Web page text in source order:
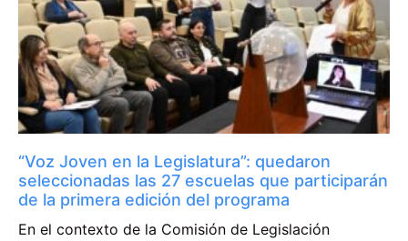
“Voz Joven en la Legislatura”: quedaron
seleccionadas las 27 escuelas que participarán
de la primera edición del programa
En el contexto de la Comisión de Legislación